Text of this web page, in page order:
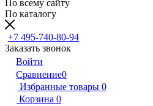
По всему сайту
По каталогу
+7 495-740-80-94
Заказать звонок
Войти
Сравнение0
Избранные товары 0
Корзина 0